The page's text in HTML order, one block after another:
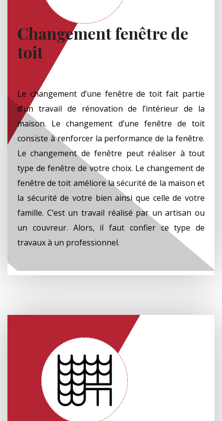
Changement fenêtre de
toit
Le changement d’une fenêtre de toit fait partie
d’un travail de rénovation de l’intérieur de la
maison. Le changement d’une fenêtre de toit
consiste à renforcer la performance de la fenêtre.
Le changement de fenêtre peut réaliser à tout
type de fenêtre de votre choix. Le changement de
fenêtre de toit améliore la sécurité de la maison et
la sécurité de votre bien ainsi que celle de votre
famille. C’est un travail réalisé par un artisan ou
un couvreur. Alors, il faut confier ce type de
travaux à un professionnel.